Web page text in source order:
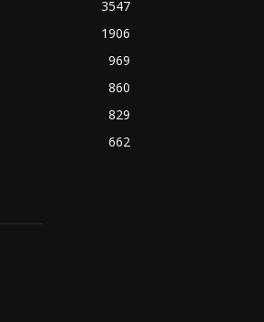
3547
1906
969
860
829
662